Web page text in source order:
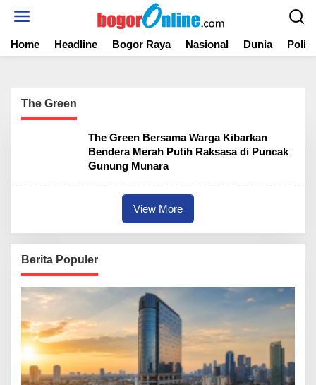
t
Home Headline Bogor Raya Nasional Dunia
The Green
The Green Bersama Warga Kibarkan
Bendera Merah Putih Raksasa di Puncak
Gunung Munara
View More
Berita Populer